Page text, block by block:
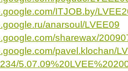
ITJOB.by/
anarsoul/LVEE09
sharewax/
pavel.klochan/